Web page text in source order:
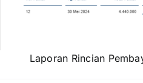
Laporan Rincian